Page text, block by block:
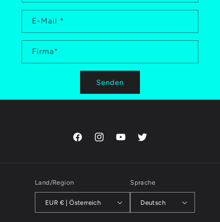
E-Mail *
Firma*
Senden
FacebookInstagramYouTubeTwitter
Land/Region
EUR € | Österreich
Sprache
Deutsch